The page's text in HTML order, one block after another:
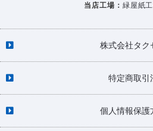
当店工場：緑屋紙
株式会社タク
特定商取引
個人情報保護